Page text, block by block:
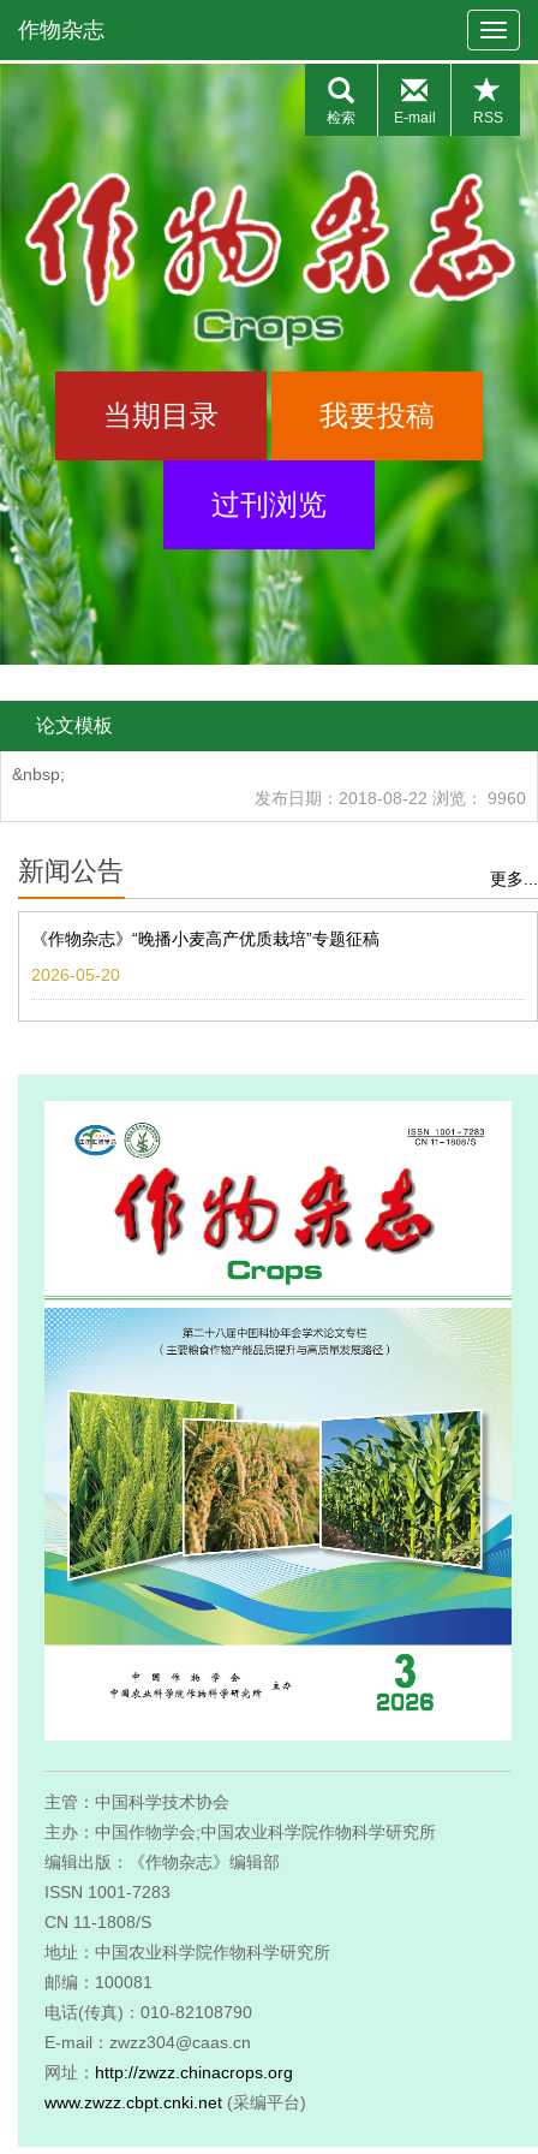
作物杂志
检索 E-mail RSS
当期目录 我要投稿
过刊浏览
论文模板
&nbsp;
发布日期：2018-08-22 浏览： 9960
新闻公告 更多...
《作物杂志》“晚播小麦高产优质栽培”专题征稿
2026-05-20
主管：中国科学技术协会
主办：中国作物学会;中国农业科学院作物科学研究所
编辑出版：《作物杂志》编辑部
ISSN 1001-7283
CN 11-1808/S
地址：中国农业科学院作物科学研究所
邮编：100081
电话(传真)：010-82108790
E-mail：zwzz304@caas.cn
网址： http://zwzz.chinacrops.org
www.zwzz.cbpt.cnki.net(采编平台)